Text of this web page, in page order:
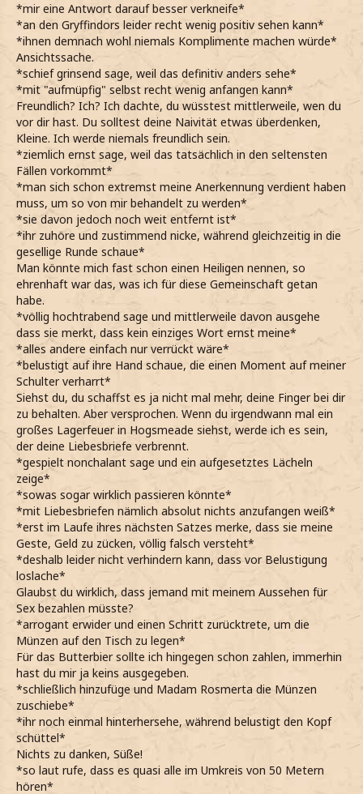
*mir eine Antwort darauf besser verkneife*
*an den Gryffindors leider recht wenig positiv sehen kann*
*ihnen demnach wohl niemals Komplimente machen würde*
Ansichtssache.
*schief grinsend sage, weil das definitiv anders sehe*
*mit "aufmüpfig" selbst recht wenig anfangen kann*
Freundlich? Ich? Ich dachte, du wüsstest mittlerweile, wen du
vor dir hast. Du solltest deine Naivität etwas überdenken,
Kleine. Ich werde niemals freundlich sein.
*ziemlich ernst sage, weil das tatsächlich in den seltensten
Fällen vorkommt*
*man sich schon extremst meine Anerkennung verdient haben
muss, um so von mir behandelt zu werden*
*sie davon jedoch noch weit entfernt ist*
*ihr zuhöre und zustimmend nicke, während gleichzeitig in die
gesellige Runde schaue*
Man könnte mich fast schon einen Heiligen nennen, so
ehrenhaft war das, was ich für diese Gemeinschaft getan
habe.
*völlig hochtrabend sage und mittlerweile davon ausgehe
dass sie merkt, dass kein einziges Wort ernst meine*
*alles andere einfach nur verrückt wäre*
*belustigt auf ihre Hand schaue, die einen Moment auf meiner
Schulter verharrt*
Siehst du, du schaffst es ja nicht mal mehr, deine Finger bei dir
zu behalten. Aber versprochen. Wenn du irgendwann mal ein
großes Lagerfeuer in Hogsmeade siehst, werde ich es sein,
der deine Liebesbriefe verbrennt.
*gespielt nonchalant sage und ein aufgesetztes Lächeln
zeige*
*sowas sogar wirklich passieren könnte*
*mit Liebesbriefen nämlich absolut nichts anzufangen weiß*
*erst im Laufe ihres nächsten Satzes merke, dass sie meine
Geste, Geld zu zücken, völlig falsch versteht*
*deshalb leider nicht verhindern kann, dass vor Belustigung
loslache*
Glaubst du wirklich, dass jemand mit meinem Aussehen für
Sex bezahlen müsste?
*arrogant erwider und einen Schritt zurücktrete, um die
Münzen auf den Tisch zu legen*
Für das Butterbier sollte ich hingegen schon zahlen, immerhin
hast du mir ja keins ausgegeben.
*schließlich hinzufüge und Madam Rosmerta die Münzen
zuschiebe*
*ihr noch einmal hinterhersehe, während belustigt den Kopf
schüttel*
Nichts zu danken, Süße!
*so laut rufe, dass es quasi alle im Umkreis von 50 Metern
hören*